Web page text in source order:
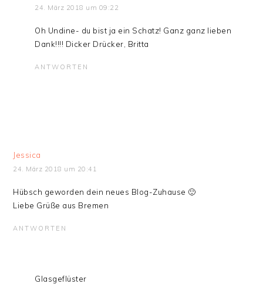
24. März 2018 um 09:22
Oh Undine- du bist ja ein Schatz! Ganz ganz lieben
Dank!!!! Dicker Drücker, Britta
ANTWORTEN
Jessica
24. März 2018 um 20:41
Hübsch geworden dein neues Blog-Zuhause 🙂
Liebe Grüße aus Bremen
ANTWORTEN
Glasgeflüster